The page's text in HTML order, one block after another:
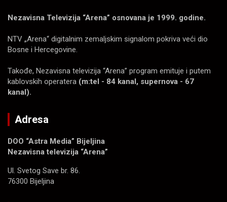
Nezavisna Televizija “Arena” osnovana je 1999. godine.
NTV „Arena“ digitalnim zemaljskim signalom pokriva veći dio
Bosne i Hercegovine.
Takođe, Nezavisna televizija “Arena” program emituje i putem
kablovskih operatera (m:tel - 84 kanal, supernova - 67
kanal).
Adresa
DOO “Astra Media” Bijeljina
Nezavisna televizija “Arena”
Ul. Svetog Save br. 86.
76300 Bijeljina